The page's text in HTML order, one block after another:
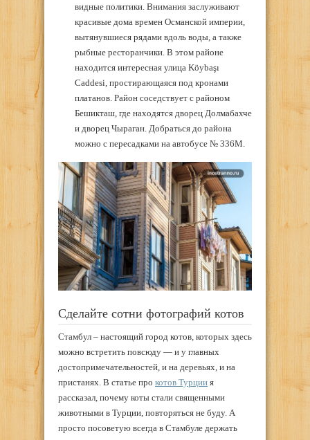
видные политики. Внимания заслуживают
красивые дома времен Османской империи,
вытянувшиеся рядами вдоль воды, а также
рыбные ресторанчики. В этом районе
находится интересная улица Köybaşı
Caddesi, простирающаяся под кронами
платанов. Район соседствует с районом
Бешикташ, где находятся дворец Долмабахче
и дворец Чыраган. Добраться до района
можно с пересадками на автобусе № 336М.
Сделайте сотни фотографий котов
Стамбул – настоящий город котов, которых здесь
можно встретить повсюду — и у главных
достопримечательностей, и на деревьях, и на
пристанях. В статье про котов Турции я
рассказал, почему коты стали священными
животными в Турции, повторяться не буду. А
просто посоветую всегда в Стамбуле держать